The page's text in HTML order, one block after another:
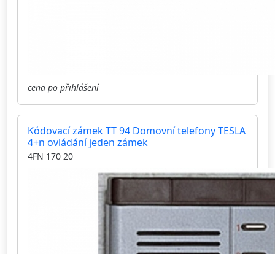
cena po přihlášení
Kódovací zámek TT 94 Domovní telefony TESLA
4+n ovládání jeden zámek
4FN 170 20